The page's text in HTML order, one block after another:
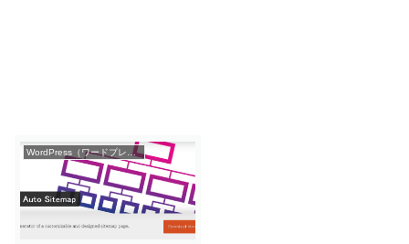
WordPress（ワードプレス）